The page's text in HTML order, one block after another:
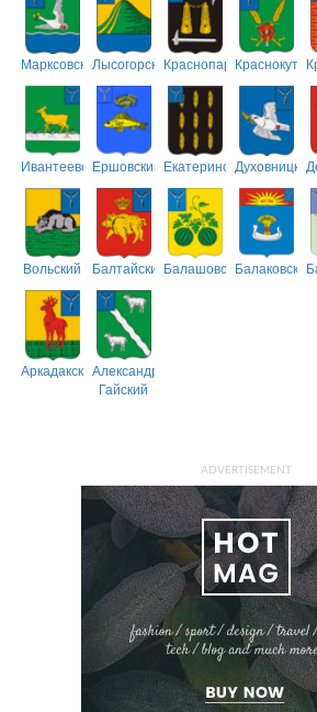
МарксовскийЛысогорскийКраснопартизанский
ИвантеевскийЕршовский ЕкатериновскийДуховницкий
Вольский БалтайскийБалашовскийБалаковский
АркадакскийАлександрово-
Гайский
ADVERTISEMENT